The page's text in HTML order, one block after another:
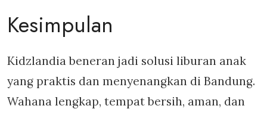
Kesimpulan
Kidzlandia beneran jadi solusi liburan anak
yang praktis dan menyenangkan di Bandung.
Wahana lengkap, tempat bersih, aman, dan